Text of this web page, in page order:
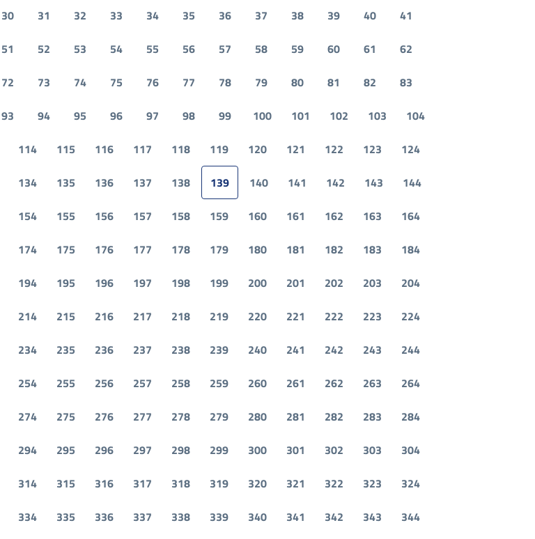
30 31 32 33 34 35 36 37 38 39 40
41
51 52 53 54 55 56 57 58 59 60 61
62
72 73 74 75 76 77 78 79 80 81 82
83
93 94 95 96 97 98 99 100 101 102 103
104
114 115 116 117 118 119 120 121 122 123
124
134 135 136 137 138 139 140 141 142 143
144
154 155 156 157 158 159 160 161 162 163
164
174 175 176 177 178 179 180 181 182 183
184
194 195 196 197 198 199 200 201 202 203
204
214 215 216 217 218 219 220 221 222 223
224
234 235 236 237 238 239 240 241 242 243
244
254 255 256 257 258 259 260 261 262 263
264
274 275 276 277 278 279 280 281 282 283
284
294 295 296 297 298 299 300 301 302 303
304
314 315 316 317 318 319 320 321 322 323
324
334 335 336 337 338 339 340 341 342 343 344